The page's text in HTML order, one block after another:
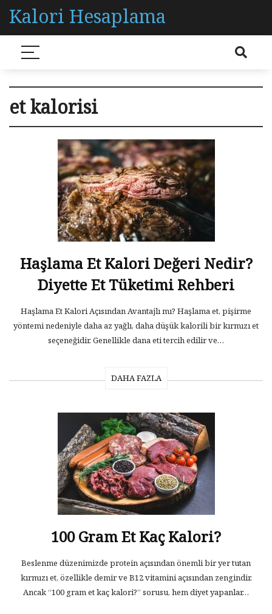
Kalori Hesaplama
et kalorisi
Haşlama Et Kalori Değeri Nedir?
Diyette Et Tüketimi Rehberi
Haşlama Et Kalori Açısından Avantajlı mı? Haşlama et, pişirme
yöntemi nedeniyle daha az yağlı, daha düşük kalorili bir kırmızı et
seçeneğidir. Genellikle dana eti tercih edilir ve…
DAHA FAZLA
100 Gram Et Kaç Kalori?
Beslenme düzenimizde protein açısından önemli bir yer tutan
kırmızı et, özellikle demir ve B12 vitamini açısından zengindir.
Ancak “100 gram et kaç kalori?” sorusu, hem diyet yapanlar…